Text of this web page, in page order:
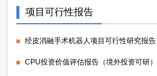
项目可行性报告